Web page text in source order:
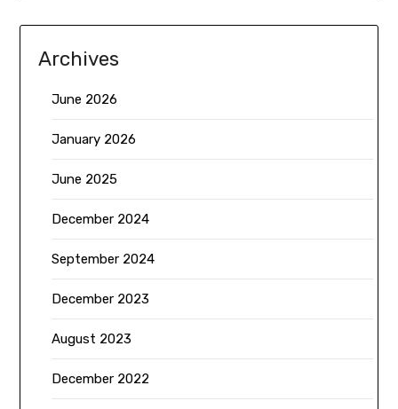
Archives
June 2026
January 2026
June 2025
December 2024
September 2024
December 2023
August 2023
December 2022